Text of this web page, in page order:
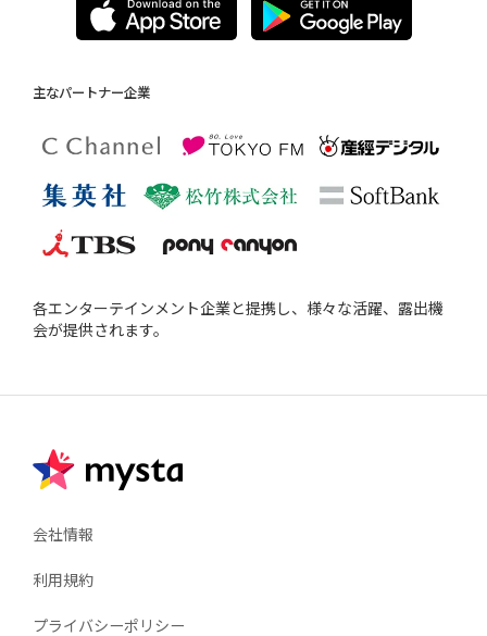
主なパートナー企業
各エンターテインメント企業と提携し、様々な活躍、露出機
会が提供されます。
会社情報
利用規約
プライバシーポリシー